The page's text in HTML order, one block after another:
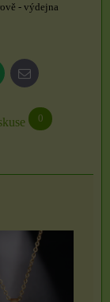
- výdejna
E-
mail
0